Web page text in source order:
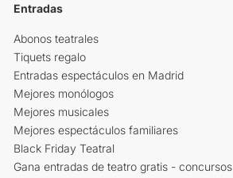
Entradas
Abonos teatrales
Tiquets regalo
Entradas espectáculos en Madrid
Mejores monólogos
Mejores musicales
Mejores espectáculos familiares
Black Friday Teatral
Gana entradas de teatro gratis - concursos